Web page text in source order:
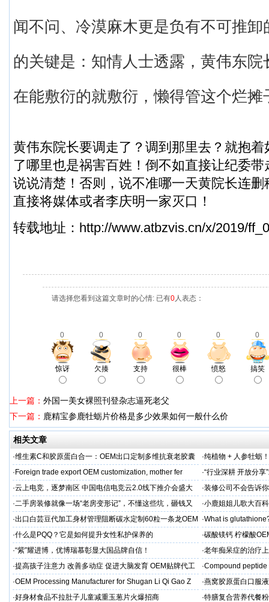
闻不问、冷漠麻木更是负有不可推
的关键是：知情人士透露，黄伟东
在能敷衍的就敷衍，懒得管这个烂摊
黄伟东院长要调走了？调到那里去？就抱
了哪里也是祸害百姓！倒不如直接让纪委
说说清楚！否则，说不准哪一天黄院长连
直接将媒体或者李庆明一家灭口！
转载地址： http://www.atbzvis.cn/x/2019/
请选择您看到这篇文章时的心情: 已有0人表态：
0 0 0 0 0 0
惊讶 欠揍 支持 很棒 愤怒 搞笑
上一篇： 外国一美女裸照刊登杂志逼死老父
下一篇： 鹿精宝参鹿牡蛎片价格是多少效果如何一般什么价
相关文章
·维生素C和胶原蛋白合一：OEM出口定制多维抗衰老胶囊 ·纯植物 + 人参牡蛎
力保驾护航
· Foreign trade export OEM customization, mother fer ·“行业深耕 开放分
·云上电竞，逐梦南区 中国电信电竞云2.0线下推介会盛大
启幕
·装修公司不会告诉
·二手房装修就像一场“老房变形记”，不懂这些坑，砸钱又
糟心！看完这篇再开工
·小鹿姐姐儿歌大百科
·出口白芸豆代加工身材管理阻断碳水定制60粒一条龙OEM
贴牌
·What is
·什么是PQQ？它是如何提升女性私护保养的 ·碳酸镁钙 柠檬酸
制
·“紫”耀进博，优博瑞慕彰显大国品牌自信！ ·老年痴呆症的治疗
吻合术)
·提高孩子注意力 改善多动症 促进大脑发育 OEM贴牌代工 ·Compound
·OEM Processing Manufacturer for Shugan Li Qi Gao Z ·燕窝胶原蛋白口服
牌
·好身材食品不拉肚子儿童减重玉葱片火爆招商 ·特膳复合营养代餐